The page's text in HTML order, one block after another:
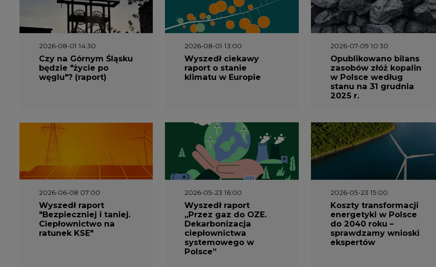
2026-08-01 14:30
Czy na Górnym Śląsku
będzie "życie po
węglu"? (raport)
2026-08-01 13:00
Wyszedł ciekawy
raport o stanie
klimatu w Europie
2026-07-09 10:30
Opublikowano bilans
zasobów złóż kopalin
w Polsce według
stanu na 31 grudnia
2025 r.
2026-06-08 07:00
Wyszedł raport
"Bezpieczniej i taniej.
Ciepłownictwo na
ratunek KSE"
2026-05-23 16:00
Wyszedł raport
„Przez gaz do OZE.
Dekarbonizacja
ciepłownictwa
systemowego w
Polsce”
2026-05-23 15:00
Koszty transformacji
energetyki w Polsce
do 2040 roku –
sprawdzamy wnioski
ekspertów